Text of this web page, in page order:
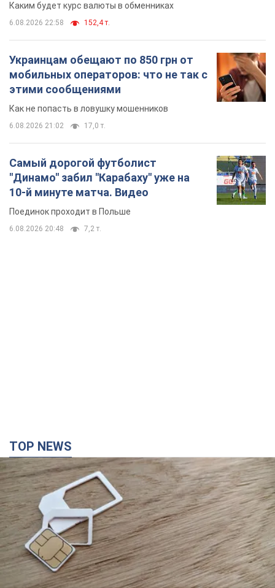
Каким будет курс валюты в обменниках
6.08.2026 22:58 152,4 т.
Украинцам обещают по 850 грн от
мобильных операторов: что не так с
этими сообщениями
Как не попасть в ловушку мошенников
6.08.2026 21:02 17,0 т.
Самый дорогой футболист
"Динамо" забил "Карабаху" уже на
10-й минуте матча. Видео
Поединок проходит в Польше
6.08.2026 20:48 7,2 т.
TOP NEWS